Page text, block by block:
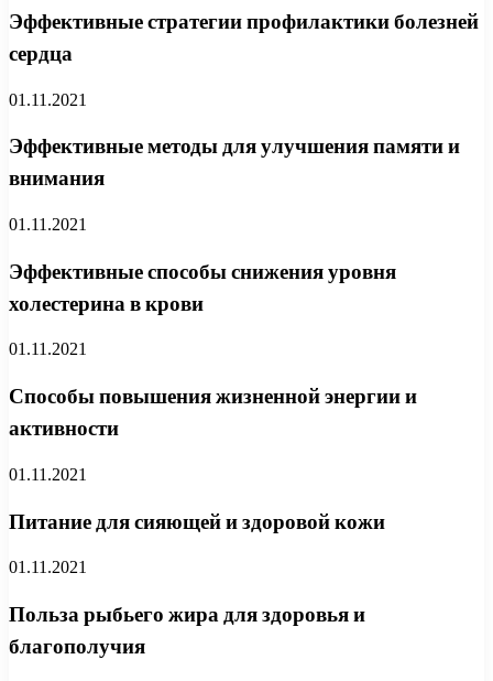
Эффективные стратегии профилактики болезней
сердца
01.11.2021
Эффективные методы для улучшения памяти и
внимания
01.11.2021
Эффективные способы снижения уровня
холестерина в крови
01.11.2021
Способы повышения жизненной энергии и
активности
01.11.2021
Питание для сияющей и здоровой кожи
01.11.2021
Польза рыбьего жира для здоровья и
благополучия